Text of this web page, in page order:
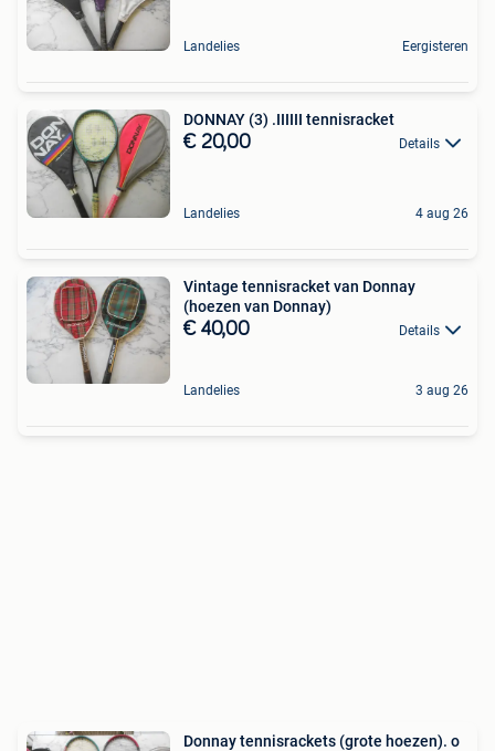
Landelies Eergisteren
DONNAY (3) .IIIIII tennisracket
€ 20,00 Details
Landelies 4 aug 26
Vintage tennisracket van Donnay
(hoezen van Donnay)
€ 40,00 Details
Landelies 3 aug 26
Donnay tennisrackets (grote hoezen). o